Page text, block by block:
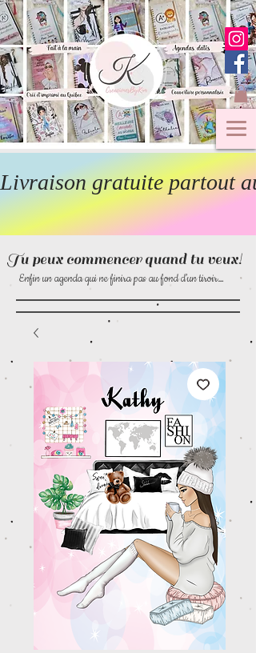
Tu peux commencer quand tu veux!
Enfin un agenda qui ne finira pas au fond d’un tiroir…
Livraison gratuite partout